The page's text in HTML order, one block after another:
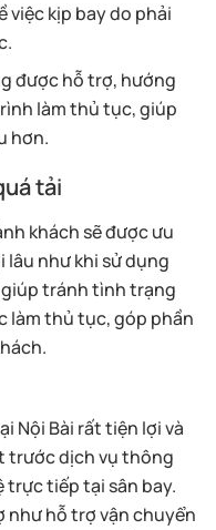
việc kịp bay do phải
được hỗ trợ, hướng
làm thủ tục, giúp
hơn.
tải
khách sẽ được ưu
như khi sử dụng
tránh tình trạng
làm thủ tục, góp phần
Nội Bài rất tiện lợi và
trước dịch vụ thông
trực tiếp tại sân bay.
như hỗ trợ vận chuyển